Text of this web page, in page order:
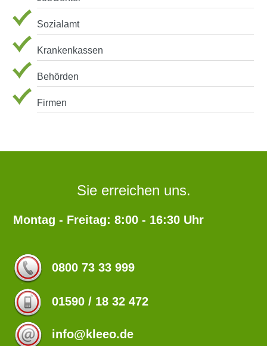
Sozialamt
Krankenkassen
Behörden
Firmen
Sie erreichen uns.
Montag - Freitag: 8:00 - 16:30 Uhr
0800 73 33 999
01590 / 18 32 472
info@kleeo.de